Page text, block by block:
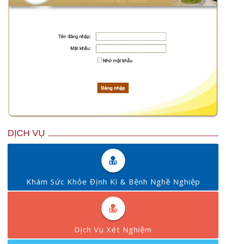
DỊCH VỤ
Khám Sức Khỏe Định Kì & Bệnh Nghề Nghiệp
Dịch Vụ Xét Nghiệm